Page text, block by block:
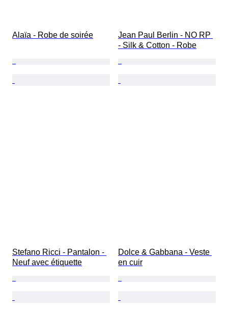
Alaïa - Robe de soirée
Jean Paul Berlin - NO RP
- Silk & Cotton - Robe
Stefano Ricci - Pantalon -
Neuf avec étiquette
Dolce & Gabbana - Veste
en cuir